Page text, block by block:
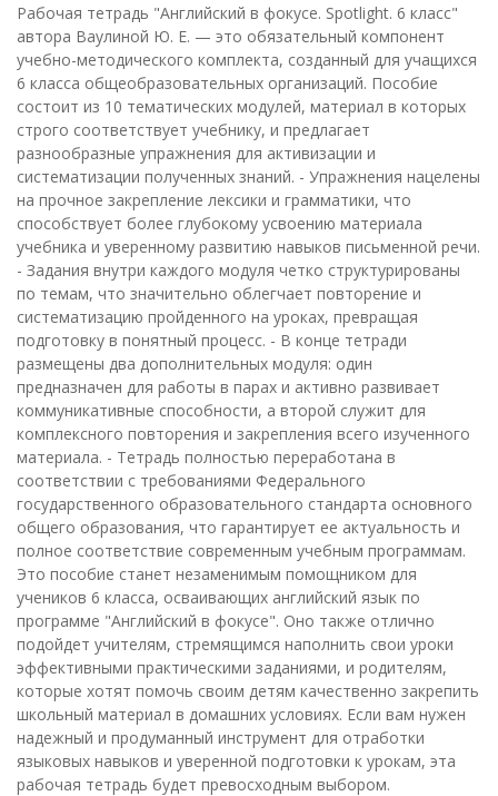
Рабочая тетрадь "Английский в фокусе. Spotlight. 6 класс"
автора Ваулиной Ю. Е. — это обязательный компонент
учебно-методического комплекта, созданный для учащихся
6 класса общеобразовательных организаций. Пособие
состоит из 10 тематических модулей, материал в которых
строго соответствует учебнику, и предлагает
разнообразные упражнения для активизации и
систематизации полученных знаний. - Упражнения нацелены
на прочное закрепление лексики и грамматики, что
способствует более глубокому усвоению материала
учебника и уверенному развитию навыков письменной речи.
- Задания внутри каждого модуля четко структурированы
по темам, что значительно облегчает повторение и
систематизацию пройденного на уроках, превращая
подготовку в понятный процесс. - В конце тетради
размещены два дополнительных модуля: один
предназначен для работы в парах и активно развивает
коммуникативные способности, а второй служит для
комплексного повторения и закрепления всего изученного
материала. - Тетрадь полностью переработана в
соответствии с требованиями Федерального
государственного образовательного стандарта основного
общего образования, что гарантирует ее актуальность и
полное соответствие современным учебным программам.
Это пособие станет незаменимым помощником для
учеников 6 класса, осваивающих английский язык по
программе "Английский в фокусе". Оно также отлично
подойдет учителям, стремящимся наполнить свои уроки
эффективными практическими заданиями, и родителям,
которые хотят помочь своим детям качественно закрепить
школьный материал в домашних условиях. Если вам нужен
надежный и продуманный инструмент для отработки
языковых навыков и уверенной подготовки к урокам, эта
рабочая тетрадь будет превосходным выбором.